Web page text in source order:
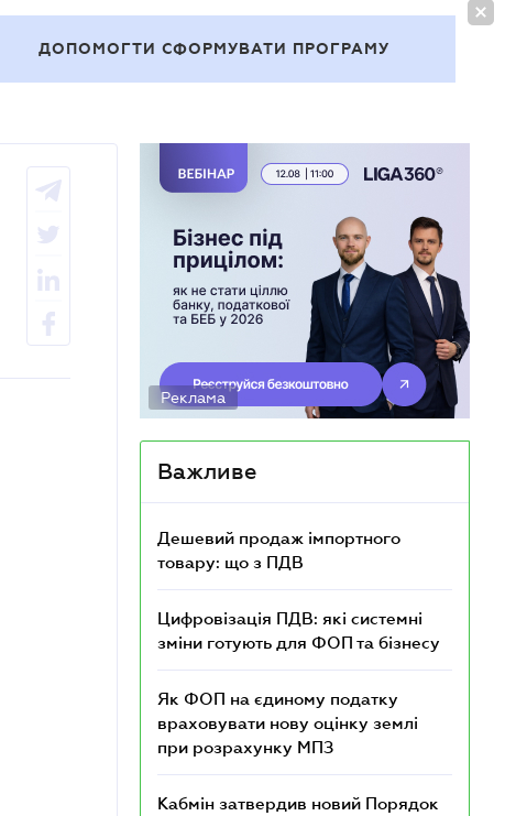
ДОПОМОГТИ СФОРМУВАТИ ПРОГРАМУ
Реклама
Важливе
Дешевий продаж імпортного
товару: що з ПДВ
Цифровізація ПДВ: які системні
зміни готують для ФОП та бізнесу
Як ФОП на єдиному податку
враховувати нову оцінку землі
при розрахунку МПЗ
Кабмін затвердив новий Порядок